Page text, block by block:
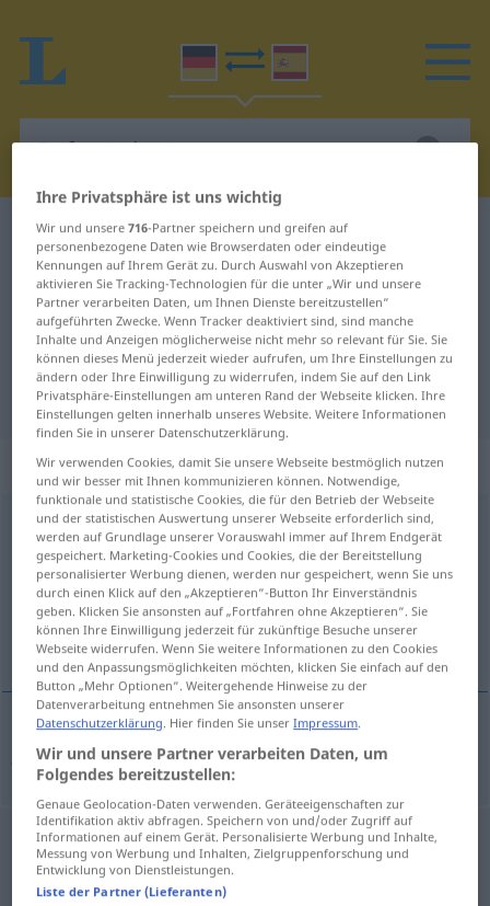
Deutsch-Spanisch Wörterbuch Seifensiederei
Deutsch-Spanisch Übersetzung für
"Seifensiederei"
"Seifensiederei" Spanisch
Übersetzung
„Seifensiederei“: Femininum
Seifensiedereif <Seifensiederei;Seifensiedereien>
Übersicht aller Übersetzungen
(Für mehr Details die Übersetzung anklicken/antippen)
jabonería
jaboneríaf Seifensiederei
Ihre Privatsphäre ist uns wichtig
Wir und unsere716-Partner speichern und greifen auf
personenbezogene Daten wie Browserdaten oder eindeutige
Kennungen auf Ihrem Gerät zu. Durch Auswahl von Akzeptieren
aktivieren Sie Tracking-Technologien für die unter „Wir und unsere
Partner verarbeiten Daten, um Ihnen Dienste bereitzustellen“
aufgeführten Zwecke. Wenn Tracker deaktiviert sind, sind manche
Inhalte und Anzeigen möglicherweise nicht mehr so relevant für Sie. Sie
können dieses Menü jederzeit wieder aufrufen, um Ihre Einstellungen zu
ändern oder Ihre Einwilligung zu widerrufen, indem Sie auf den Link
Privatsphäre-Einstellungen am unteren Rand der Webseite klicken. Ihre
Einstellungen gelten innerhalb unseres Website. Weitere Informationen
finden Sie in unserer Datenschutzerklärung.
Wir verwenden Cookies, damit Sie unsere Webseite bestmöglich nutzen
und wir besser mit Ihnen kommunizieren können. Notwendige,
funktionale und statistische Cookies, die für den Betrieb der Webseite
und der statistischen Auswertung unserer Webseite erforderlich sind,
werden auf Grundlage unserer Vorauswahl immer auf Ihrem Endgerät
gespeichert. Marketing-Cookies und Cookies, die der Bereitstellung
personalisierter Werbung dienen, werden nur gespeichert, wenn Sie uns
durch einen Klick auf den „Akzeptieren“-Button Ihr Einverständnis
geben. Klicken Sie ansonsten auf „Fortfahren ohne Akzeptieren“. Sie
können Ihre Einwilligung jederzeit für zukünftige Besuche unserer
Webseite widerrufen. Wenn Sie weitere Informationen zu den Cookies
und den Anpassungsmöglichkeiten möchten, klicken Sie einfach auf den
Button „Mehr Optionen“. Weitergehende Hinweise zu der
Datenverarbeitung entnehmen Sie ansonsten unserer
Datenschutzerklärung. Hier finden Sie unserImpressum.
Wir und unsere Partner verarbeiten Daten, um
Folgendes bereitzustellen:
Genaue Geolocation-Daten verwenden. Geräteeigenschaften zur
Identifikation aktiv abfragen. Speichern von und/oder Zugriff auf
Informationen auf einem Gerät. Personalisierte Werbung und Inhalte,
Messung von Werbung und Inhalten, Zielgruppenforschung und
Entwicklung von Dienstleistungen.
Liste der Partner (Lieferanten)